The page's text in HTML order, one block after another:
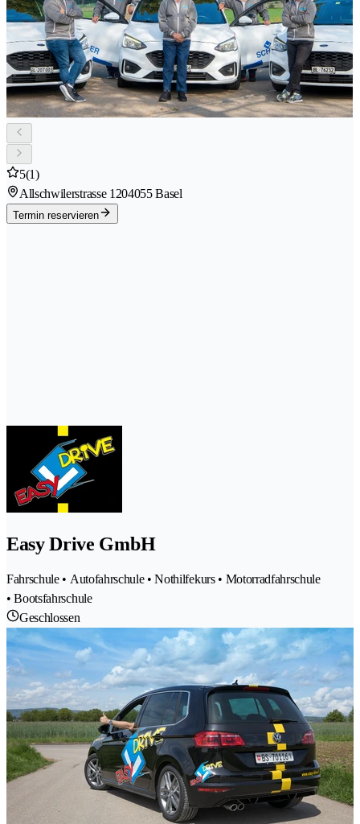
5(1)
Allschwilerstrasse 1204055 Basel
Termin reservieren
Easy Drive GmbH
Fahrschule • Autofahrschule • Nothilfekurs • Motorradfahrschule
• Bootsfahrschule
Geschlossen